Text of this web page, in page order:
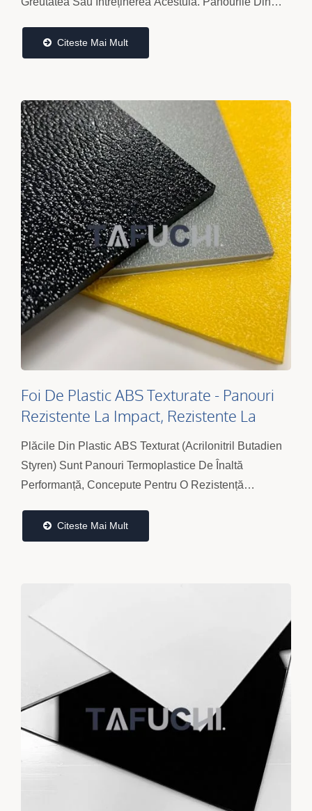
Citeste Mai Mult
Foi De Plastic ABS Texturate - Panouri
Rezistente La Impact, Rezistente La
Zgârieturi Și Termoformabile
Plăcile Din Plastic ABS Texturat (Acrilonitril Butadien
Styren) Sunt Panouri Termoplastice De Înaltă
Performanță, Concepute Pentru O Rezistență
Citeste Mai Mult